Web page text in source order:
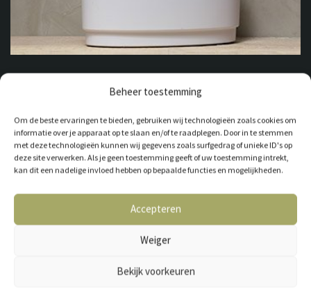
Beheer toestemming
Om de beste ervaringen te bieden, gebruiken wij technologieën zoals cookies om
informatie over je apparaat op te slaan en/of te raadplegen. Door in te stemmen
met deze technologieën kunnen wij gegevens zoals surfgedrag of unieke ID's op
deze site verwerken. Als je geen toestemming geeft of uw toestemming intrekt,
kan dit een nadelige invloed hebben op bepaalde functies en mogelijkheden.
Accepteren
Weiger
Bekijk voorkeuren
GESCHIKT VOOR VLOERVERWARMING